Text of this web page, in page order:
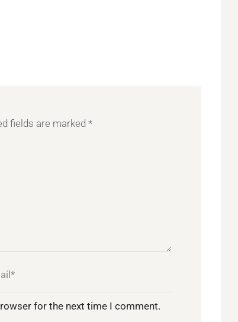
fields are marked *
for the next time I comment.